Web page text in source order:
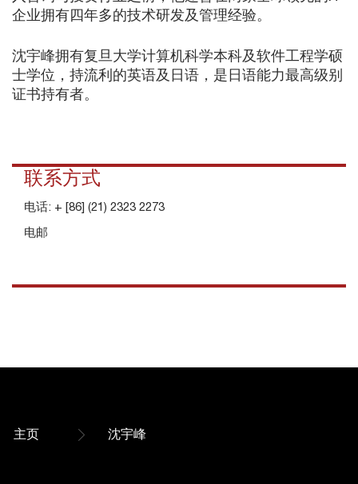
企业拥有四年多的技术研发及管理经验。
沈宇峰拥有复旦大学计算机科学本科及软件工程学硕
士学位，持流利的英语及日语，是日语能力最高级别
证书持有者。
联系方式
电话: + [86] (21) 2323 2273
电邮
主页 沈宇峰